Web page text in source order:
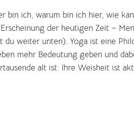
bin ich, warum bin ich hier, wie
der heutigen Zeit –
du weiter unten). Yoga ist eine
mehr Bedeutung geben und
alt ist: Ihre Weisheit ist